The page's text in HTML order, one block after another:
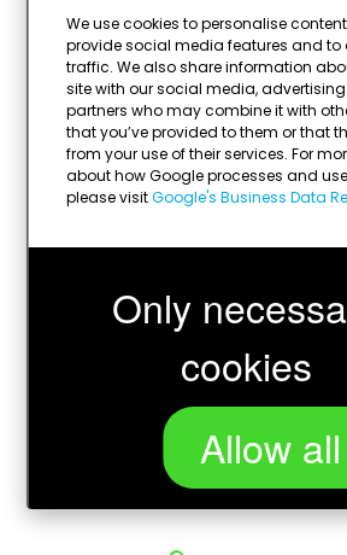
We use cookies to personalise
provide social media features and to
traffic. We also share information
site with our social media,
partners who may combine it with
that you’ve provided to them or that
from your use of their services. For
about how Google processes and
please visitGoogle's Business Data
Only
cookies
Allow all
Tekstilaatan väri: hopea